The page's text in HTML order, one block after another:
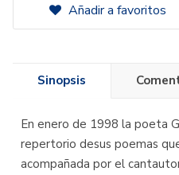
Añadir a favoritos
Sinopsis
En enero de 1998 la poeta
repertorio desus poemas
acompañada por el